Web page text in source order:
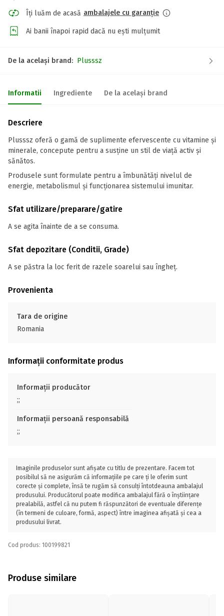
Îți luăm de acasă ambalajele cu garanție
Ai banii înapoi rapid dacă nu ești mulțumit
De la același brand: Plusssz
Informatii Ingrediente De la același brand
Descriere
Plusssz oferă o gamă de suplimente efervescente cu vitamine și
minerale, concepute pentru a susține un stil de viață activ și
sănătos.
Produsele sunt formulate pentru a îmbunătăți nivelul de
energie, metabolismul și funcționarea sistemului imunitar.
Sfat utilizare/preparare/gatire
A se agita înainte de a se consuma.
Sfat depozitare (Conditii, Grade)
A se păstra la loc ferit de razele soarelui sau îngheţ.
Provenienta
Tara de origine
Romania
Informații conformitate produs
Informații producător
;;
Informații persoană responsabilă
;;
Imaginile produselor sunt afișate cu titlu de prezentare. Facem tot
posibilul să ne asigurăm că informațiile pe care ți le oferim sunt
corecte și complete, însă te rugăm să consulți întotdeauna ambalajul
produsului. Producătorul poate modifica ambalajul fără o înștiințare
prealabilă, astfel că nu putem fi răspunzători de eventuale diferențe
(în termeni de culoare, formă, aspect) între imaginea afișată și cea a
produsului livrat.
Cod produs: 100199821
Produse similare